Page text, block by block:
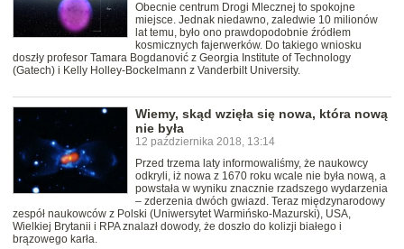
Obecnie centrum Drogi Mlecznej to spokojne
miejsce. Jednak niedawno, zaledwie 10 milionów
lat temu, było ono prawdopodobnie źródłem
kosmicznych fajerwerków. Do takiego wniosku
doszły profesor Tamara Bogdanović z Georgia Institute of Technology
(Gatech) i Kelly Holley-Bockelmann z Vanderbilt University.
Wiemy, skąd wzięła się nowa, która nową
nie była
12 października 2018, 13:14
Przed trzema laty informowaliśmy, że naukowcy
odkryli, iż nowa z 1670 roku wcale nie była nową, a
powstała w wyniku znacznie rzadszego wydarzenia
– zderzenia dwóch gwiazd. Teraz międzynarodowy
zespół naukowców z Polski (Uniwersytet Warmińsko-Mazurski), USA,
Wielkiej Brytanii i RPA znalazł dowody, że doszło do kolizji białego i
brązowego karła.